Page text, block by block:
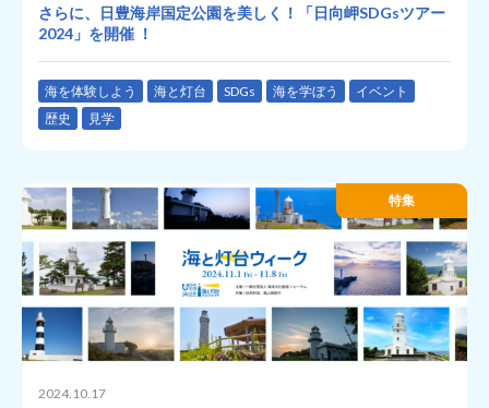
さらに、日豊海岸国定公園を美しく！「日向岬SDGsツアー
2024」を開催 ！
海を体験しよう 海と灯台 SDGs 海を学ぼう
イベント
歴史
見学
特集
2024.10.17